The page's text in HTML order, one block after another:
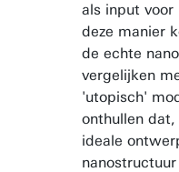
als input voor
deze manier
de echte
vergelijken
'utopisch'
onthullen
ideale